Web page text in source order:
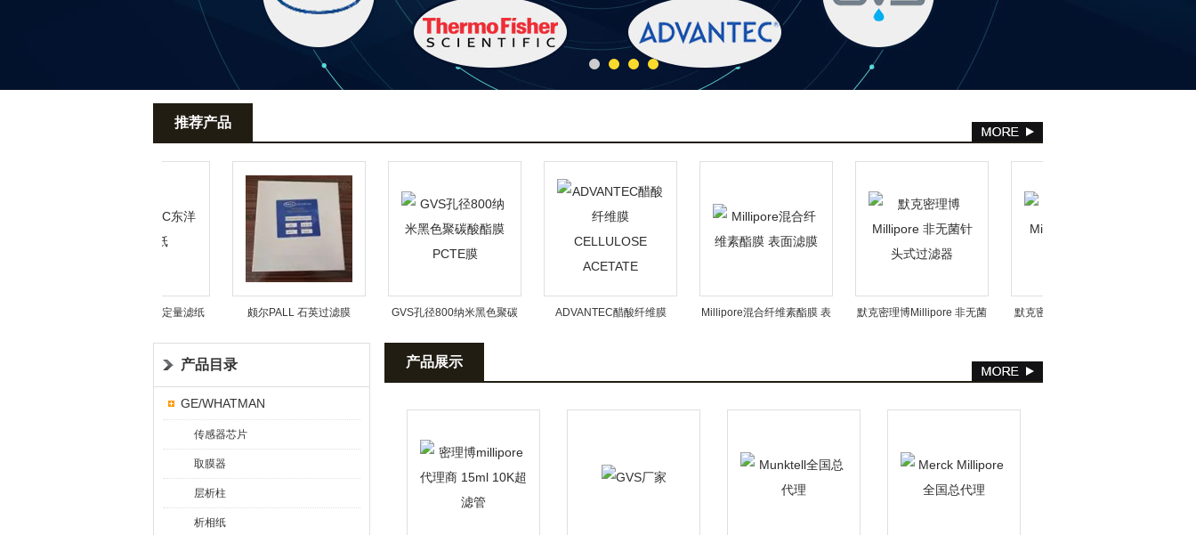
推荐产品
ADVANTEC东洋定量滤纸 颇尔PALL 石英过滤膜
GVS孔径800纳米黑色聚碳
ADVANTEC醋酸纤维膜
Millipore混合纤维素酯膜 表
默克密理博Millipore 非无菌
默克密理博Millipore无菌针
产品目录
GE/WHATMAN
传感器芯片
取膜器
层析柱
析相纸
产品展示